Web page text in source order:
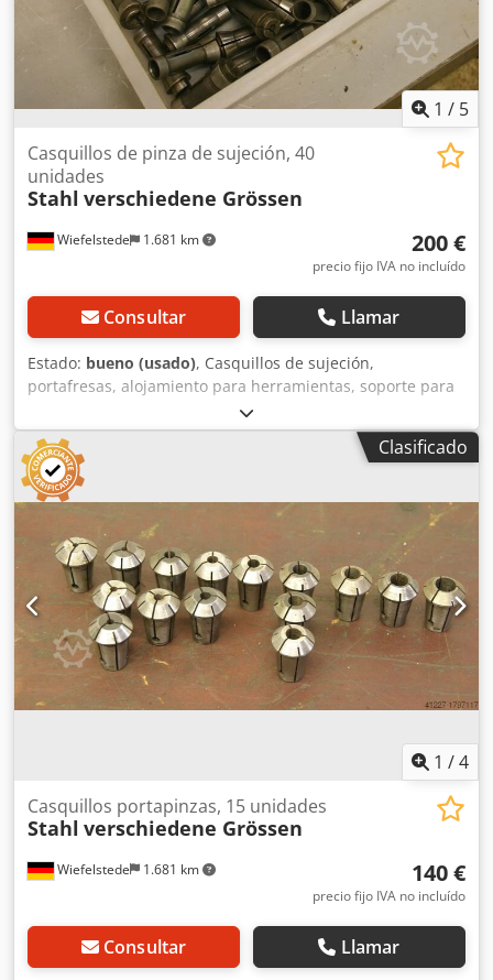
1 / 5
Wiefelstede 1.681 km
Casquillos de pinza de sujeción, 40
unidades
Stahl verschiedene Grössen
200 €
precio fijo IVA no incluído
Consultar Llamar
Estado: bueno (usado), Casquillos de sujeción,
portafresas, alojamiento para herramientas, soporte para
herramientas, alojamiento para fresas, herramienta de
fresado, casquillos de sujeción -Cantidad:
aproximadamente 40 casquillos de sujeción Djdpsb A R
Ufefx Aipeck -Diferentes: tamaños -Cono:
aproximadamente Ø 22/28 mm -Longitud del cono: 13 mm
-Vástago: Ø 20 mm -Venta: solo en lote completo -Peso: 4
Clasificado
1 /4
Wiefelstede 1.681 km
Casquillos portapinzas, 15 unidades
Stahl verschiedene Grössen
140 €
precio fijo IVA no incluído
Consultar Llamar